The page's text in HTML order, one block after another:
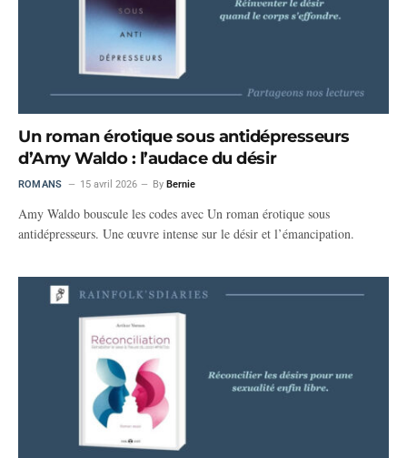
Un roman érotique sous antidépresseurs
d’Amy Waldo : l’audace du désir
ROMANS 15 avril 2026 By Bernie
Amy Waldo bouscule les codes avec Un roman érotique sous
antidépresseurs. Une œuvre intense sur le désir et l’émancipation.